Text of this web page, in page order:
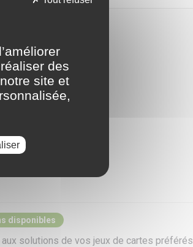
disponibles
solutions de vos jeux de cartes préférés
des
site et